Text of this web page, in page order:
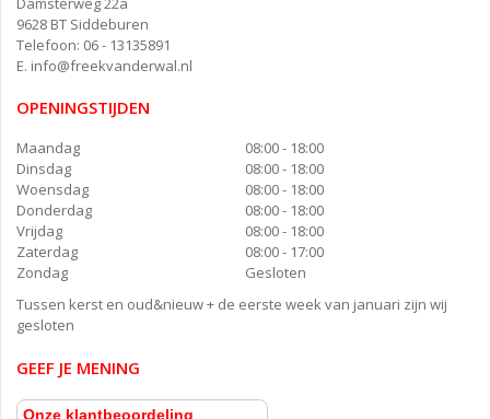
9628 BT Siddeburen
Telefoon: 06 - 13135891
E. info@freekvanderwal.nl
OPENINGSTIJDEN
Maandag
08:00 - 18:00
Dinsdag
08:00 - 18:00
Woensdag
08:00 - 18:00
Donderdag
08:00 - 18:00
Vrijdag
08:00 - 18:00
Zaterdag
08:00 - 17:00
Zondag
Gesloten
Tussen kerst en oud&nieuw + de eerste week van januari zijn wij
gesloten
GEEF JE MENING